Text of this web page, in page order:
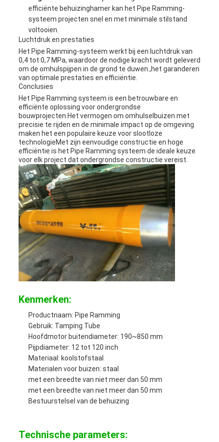
efficiënte behuizinghamer kan het Pipe Ramming-
systeem projecten snel en met minimale stilstand
voltooien.
Luchtdruk en prestaties
Het Pipe Ramming-systeem werkt bij een luchtdruk van
0,4 tot 0,7 MPa, waardoor de nodige kracht wordt geleverd
om de omhulspijpen in de grond te duwen.,het garanderen
van optimale prestaties en efficiëntie.
Conclusies
Het Pipe Ramming systeem is een betrouwbare en
efficiënte oplossing voor ondergrondse
bouwprojecten.Het vermogen om omhulselbuizen met
precisie te rijden en de minimale impact op de omgeving
maken het een populaire keuze voor slootloze
technologieMet zijn eenvoudige constructie en hoge
efficiëntie is het Pipe Ramming systeem de ideale keuze
voor elk project dat ondergrondse constructie vereist.
Kenmerken:
Productnaam: Pipe Ramming
Gebruik: Tamping Tube
Hoofdmotor buitendiameter: 190~850 mm
Pijpdiameter: 12 tot 120 inch
Materiaal: koolstofstaal
Materialen voor buizen: staal
met een breedte van niet meer dan 50 mm
met een breedte van niet meer dan 50 mm
Bestuurstelsel van de behuizing
Technische parameters: